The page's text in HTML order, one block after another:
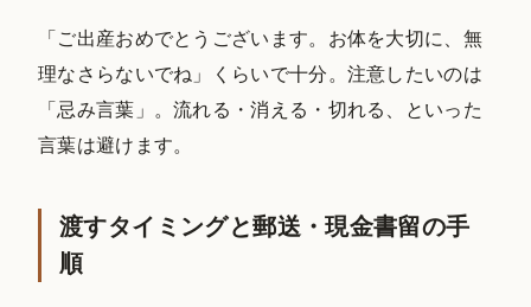
「ご出産おめでとうございます。お体を大切に、無
理なさらないでね」くらいで十分。注意したいのは
「忌み言葉」。流れる・消える・切れる、といった
言葉は避けます。
渡すタイミングと郵送・現金書留の手
順